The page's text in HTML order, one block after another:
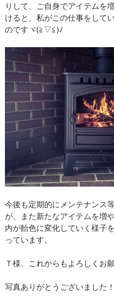
りして、ご自身でアイテムを
けると、私がこの仕事をして
のですヾ(≧▽≦)ﾉ
今後も定期的にメンテナンス
が、また新たなアイテムを増
内が飴色に変化していく様子
っています。
Ｔ様、これからもよろしくお
写真ありがとうございました